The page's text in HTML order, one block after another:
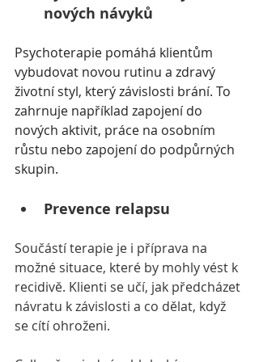
nových návyků
Psychoterapie pomáhá klientům
vybudovat novou rutinu a zdravý
životní styl, který závislosti brání. To
zahrnuje například zapojení do
nových aktivit, práce na osobním
růstu nebo zapojení do podpůrných
skupin.
Prevence relapsu
Součástí terapie je i příprava na
možné situace, které by mohly vést k
recidivě. Klienti se učí, jak předcházet
návratu k závislosti a co dělat, když
se cítí ohroženi.